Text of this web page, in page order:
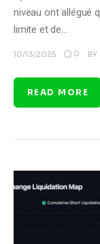
niveau ont allégué
limite et de…
10/13/2025 0 BY
READ MORE